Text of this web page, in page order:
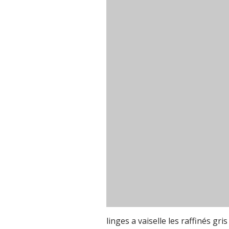
linges a vaiselle les raffinés gris